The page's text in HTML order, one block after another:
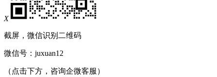
X
截屏，微信识别二维码
微信号： juxuan12
（点击下方，咨询企微客服）